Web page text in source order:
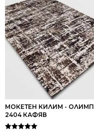
МОКЕТЕН КИЛИМ - ОЛИМП
2404 КАФЯВ